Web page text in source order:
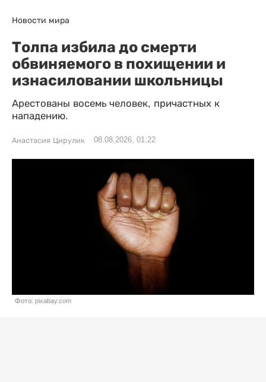
Новости мира
Толпа избила до смерти
обвиняемого в похищении и
изнасиловании школьницы
Арестованы восемь человек, причастных к
нападению.
Анастасия Цирулик 08.08.2026, 01:22
Фото: pixabay.com